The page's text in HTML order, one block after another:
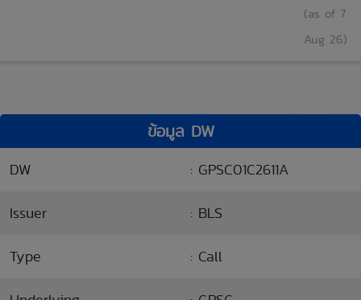
(as of 7
Aug 26)
ข้อมูล DW
DW : GPSC01C2611A
Issuer : BLS
Type : Call